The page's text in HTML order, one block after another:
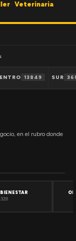
· Veterinaria
13849 SUR
en el rubro donde